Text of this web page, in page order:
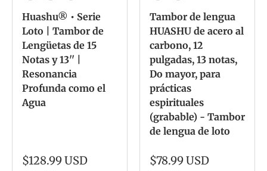
Huashu® • Serie
Loto | Tambor de
Lengüetas de 15
Notas y 13'' |
Resonancia
Profunda como el
Agua
$128.99 USD
Tambor de lengua
HUASHU de acero al
carbono, 12
pulgadas, 13 notas,
Do mayor, para
prácticas
espirituales
(grabable) - Tambor
de lengua de loto
$78.99 USD